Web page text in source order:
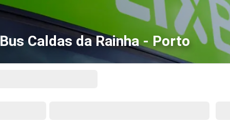
Bus Caldas da Rainha - Porto